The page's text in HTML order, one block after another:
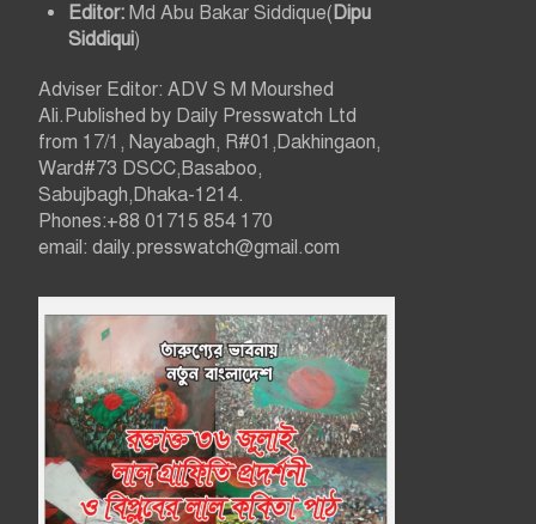
Editor: Md Abu Bakar Siddique(Dipu
Siddiqui)
Adviser Editor: ADV S M Mourshed
Ali.Published by Daily Presswatch Ltd
from 17/1, Nayabagh, R#01,Dakhingaon,
Ward#73 DSCC,Basaboo,
Sabujbagh,Dhaka-1214.
Phones:+88 01715 854 170
email: daily.presswatch@gmail.com